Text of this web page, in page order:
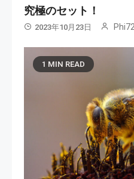
究極のセット！
2023年10月23日
1 MIN READ